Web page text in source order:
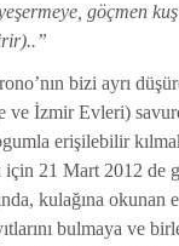
göçmen
bizi ayrı
ve İzmir Evleri)
erişilebilir
21 Mart 2012 de
kulağına okunan
bulmaya ve